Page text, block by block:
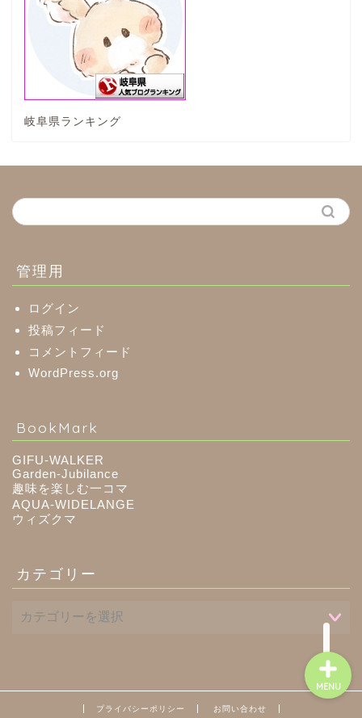
岐阜県ランキング
管理用
ログイン
投稿フィード
コメントフィード
WordPress.org
BookMark
GIFU-WALKER
Garden-Jubilance
趣味を楽しむ一コマ
AQUA-WIDELANGE
ウィズクマ
カテゴリー
プライバシーポリシー お問い合わせ
MENU
川辺町